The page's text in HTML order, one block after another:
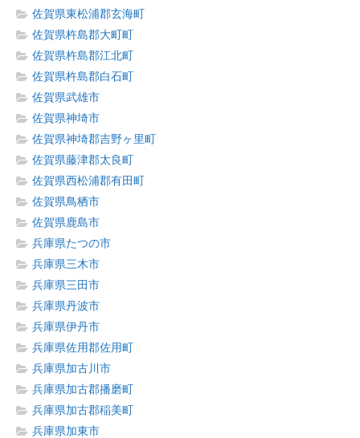
佐賀県東松浦郡玄海町
佐賀県杵島郡大町町
佐賀県杵島郡江北町
佐賀県杵島郡白石町
佐賀県武雄市
佐賀県神埼市
佐賀県神埼郡吉野ヶ里町
佐賀県藤津郡太良町
佐賀県西松浦郡有田町
佐賀県鳥栖市
佐賀県鹿島市
兵庫県たつの市
兵庫県三木市
兵庫県三田市
兵庫県丹波市
兵庫県伊丹市
兵庫県佐用郡佐用町
兵庫県加古川市
兵庫県加古郡播磨町
兵庫県加古郡稲美町
兵庫県加東市